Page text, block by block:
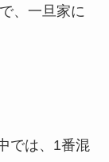
、一旦家に
では、1番混